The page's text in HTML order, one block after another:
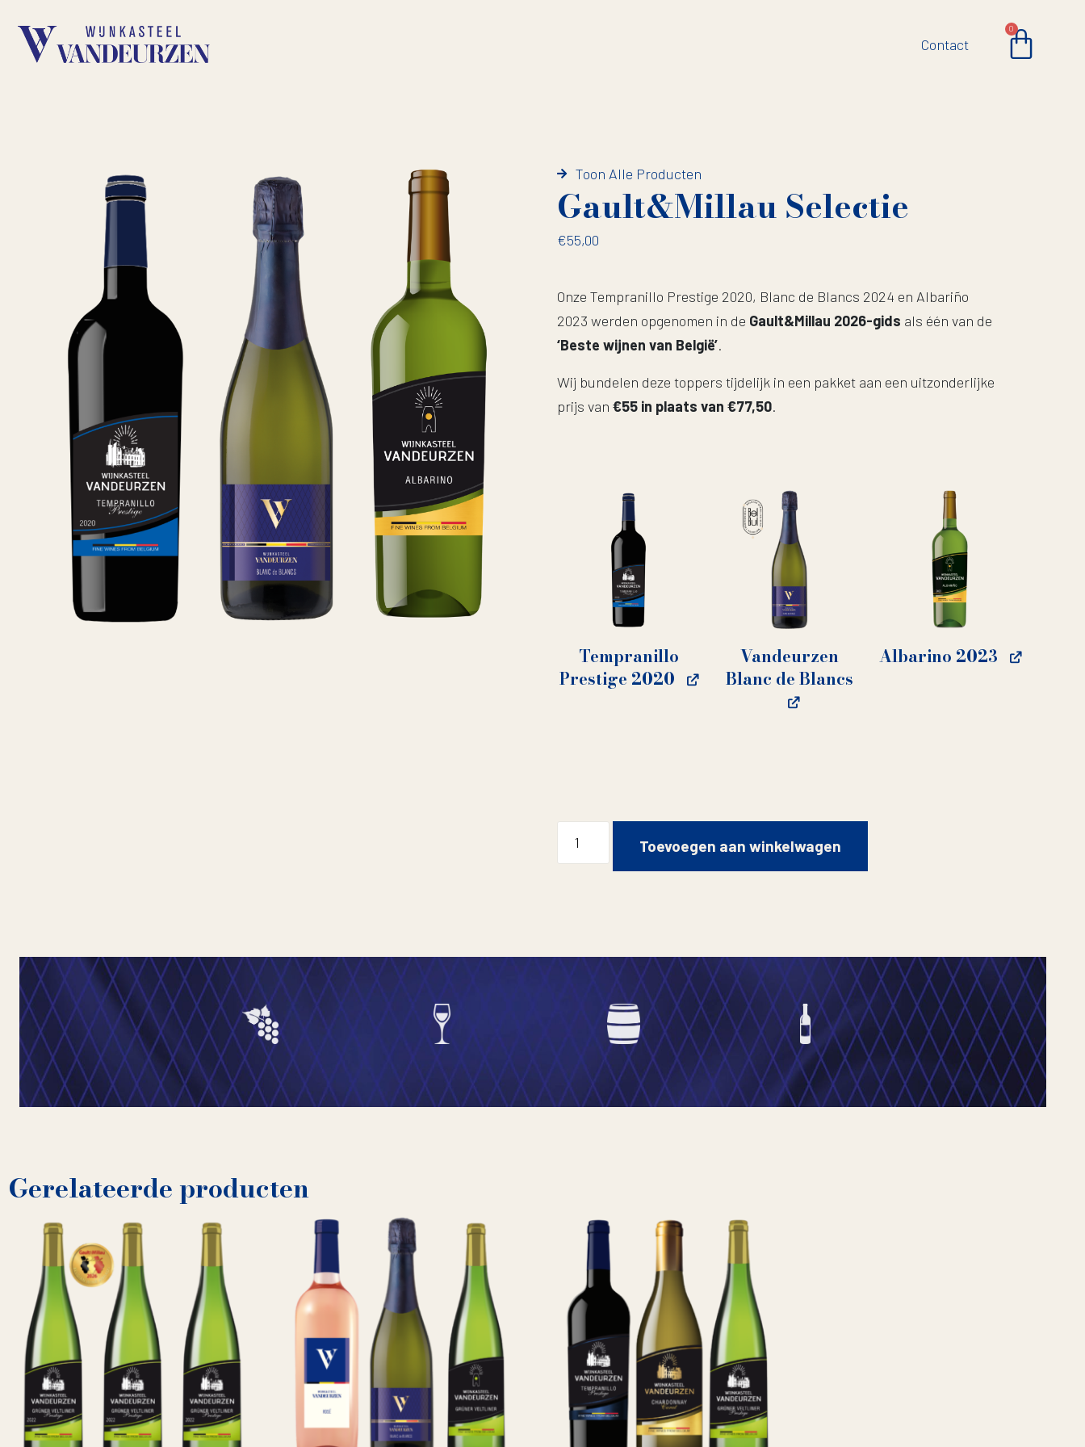
Contact
0
Toon Alle Producten
Gault&Millau Selectie
€55,00
Onze Tempranillo Prestige 2020, Blanc de Blancs 2024 en Albariño
2023 werden opgenomen in de Gault&Millau 2026-gids als één van de
‘Beste wijnen van België’.
Wij bundelen deze toppers tijdelijk in een pakket aan een uitzonderlijke
prijs van €55 in plaats van €77,50.
Tempranillo
Prestige 2020
Vandeurzen
Blanc de Blancs
Albarino 2023
Toevoegen aan winkelwagen
Gerelateerde producten